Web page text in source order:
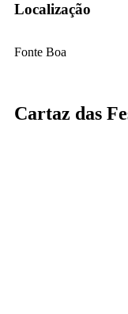
Localização
Fonte Boa
Cartaz das